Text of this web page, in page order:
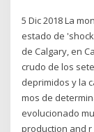
5 Dic 2018 La
estado de
de Calgary, en
crudo de los
deprimidos y la
mos de
evolucionado
production and